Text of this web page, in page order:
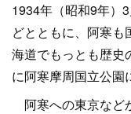
1934年（昭和9年）
どとともに、阿寒
海道でもっとも歴史
に阿寒摩周国立公園
阿寒への東京など